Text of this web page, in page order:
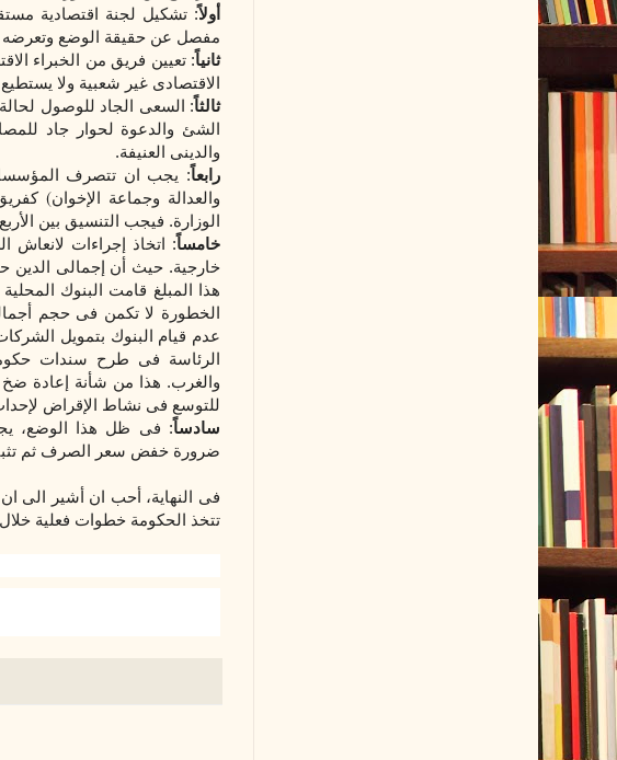
أولاً: تشكيل لجنة اقتصادية
مفصل عن حقيقة الوضع وتعرضه
ثانياً: تعيين فريق من الخبراء
الاقتصادى غير شعبية ولا
ثالثاً: السعى الجاد للوصول
الشئ والدعوة لحوار جاد
والدينى العنيفة.
رابعاً: يجب ان تتصرف
والعدالة وجماعة الإخوان(
الوزارة. فيجب التنسيق بين
خامساً: اتخاذ إجراءات
هذا المبلغ قامت البنوك
الخطورة لا تكمن فى حجم
عدم قيام البنوك بتمويل
الرئاسة فى طرح سندات
والغرب. هذا من شأنة إعادة
للتوسع فى نشاط الإقراض
سادساً: فى ظل هذا الوضع،
ضرورة خفض سعر الصرف ثم
فى النهاية، أحب ان أشير الى
تتخذ الحكومة خطوات فعلية خلال